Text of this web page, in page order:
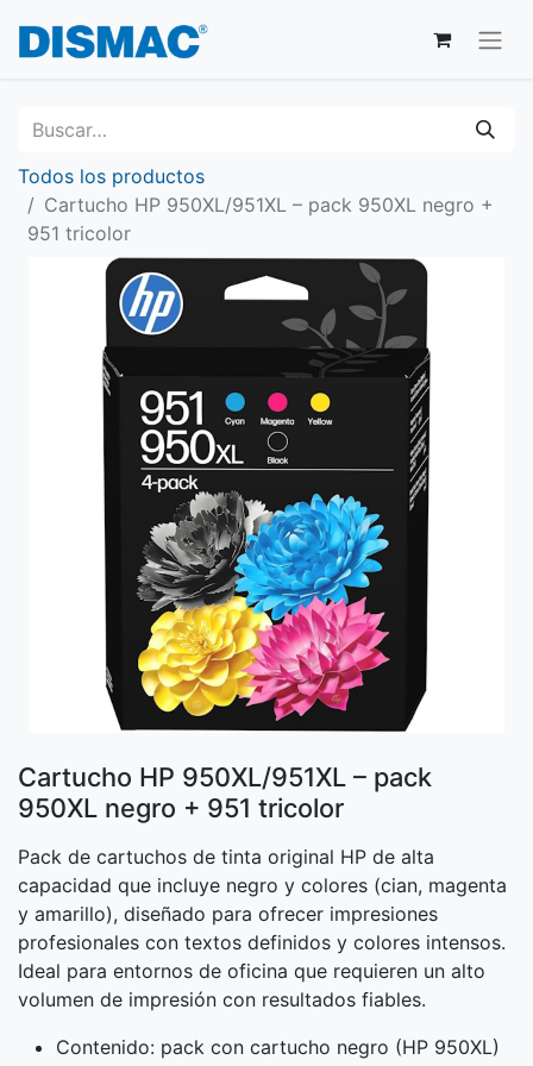
Todos los productos
Cartucho HP 950XL/951XL – pack 950XL negro +
951 tricolor
Cartucho HP 950XL/951XL – pack
950XL negro + 951 tricolor
Pack de cartuchos de tinta original HP de alta
capacidad que incluye negro y colores (cian, magenta
y amarillo), diseñado para ofrecer impresiones
profesionales con textos definidos y colores intensos.
Ideal para entornos de oficina que requieren un alto
volumen de impresión con resultados fiables.
Contenido: pack con cartucho negro (HP 950XL)